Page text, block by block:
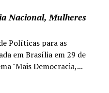
Nacional, Mulheres
Políticas para as
em Brasília em 29 de
"Mais Democracia,...